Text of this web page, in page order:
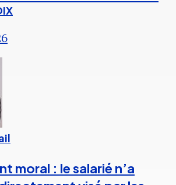
moral : le salarié n’a